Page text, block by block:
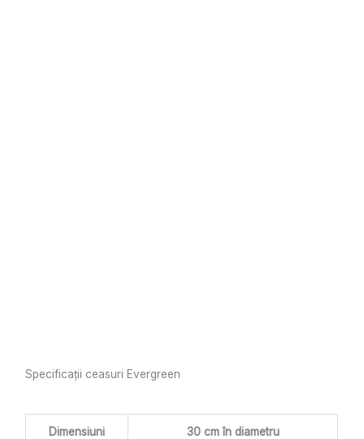
Specificații ceasuri Evergreen
Dimensiuni 30 cm în diametru